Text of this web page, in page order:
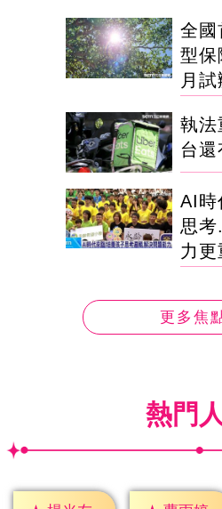
全國
型
月試
執
台還
AI時
思
力更
更多焦
熱門